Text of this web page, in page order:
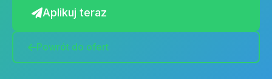
Aplikuj teraz
Powrót do ofert